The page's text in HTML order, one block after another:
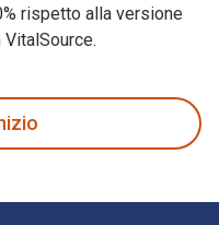
rispetto alla versione